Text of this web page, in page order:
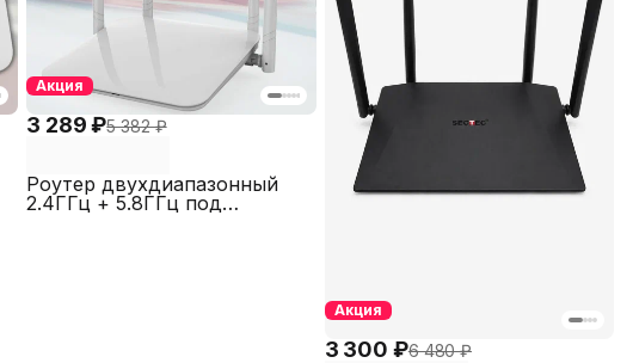
Акция
3 289 ₽5 382 ₽
Роутер двухдиапазонный
2.4ГГц + 5.8ГГц под
Акция
3 300 ₽6 480 ₽